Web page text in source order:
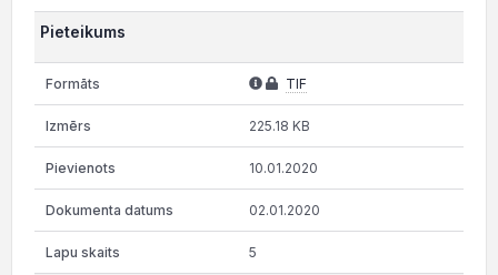
Pieteikums
TIF
225.18 KB
10.01.2020
02.01.2020
5